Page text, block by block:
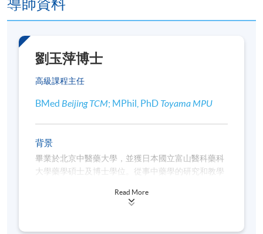
導師資料
劉玉萍博士
高級課程主任
BMedBeijing TCM; MPhil, PhD Toyama MPU
背景
畢業於北京中醫藥大學，並獲日本國立富山醫科藥科
大學藥學碩士及博士學位。從事中藥學的研究和教學
富山醫科藥科大學客座研究員等。擅長對中藥品質的
Read More